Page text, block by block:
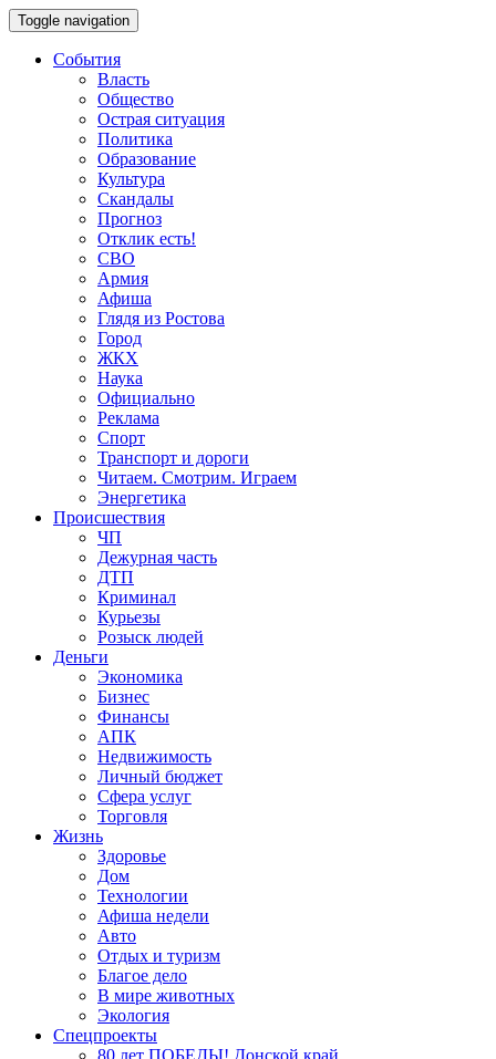
Toggle navigation
События
Власть
Общество
Острая ситуация
Политика
Образование
Культура
Скандалы
Прогноз
Отклик есть!
СВО
Армия
Афиша
Глядя из Ростова
Город
ЖКХ
Наука
Официально
Реклама
Спорт
Транспорт и дороги
Читаем. Смотрим. Играем
Энергетика
Происшествия
ЧП
Дежурная часть
ДТП
Криминал
Курьезы
Розыск людей
Деньги
Экономика
Бизнес
Финансы
АПК
Недвижимость
Личный бюджет
Сфера услуг
Торговля
Жизнь
Здоровье
Дом
Технологии
Афиша недели
Авто
Отдых и туризм
Благое дело
В мире животных
Экология
Спецпроекты
80 лет ПОБЕДЫ! Донской край